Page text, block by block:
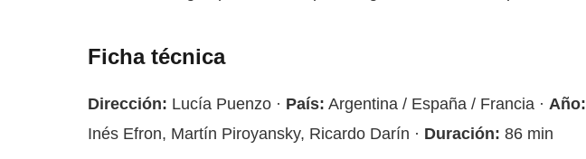
Ficha técnica
Dirección: Lucía Puenzo · País: Argentina / España / Francia · Año:
Inés Efron, Martín Piroyansky, Ricardo Darín · Duración: 86 min